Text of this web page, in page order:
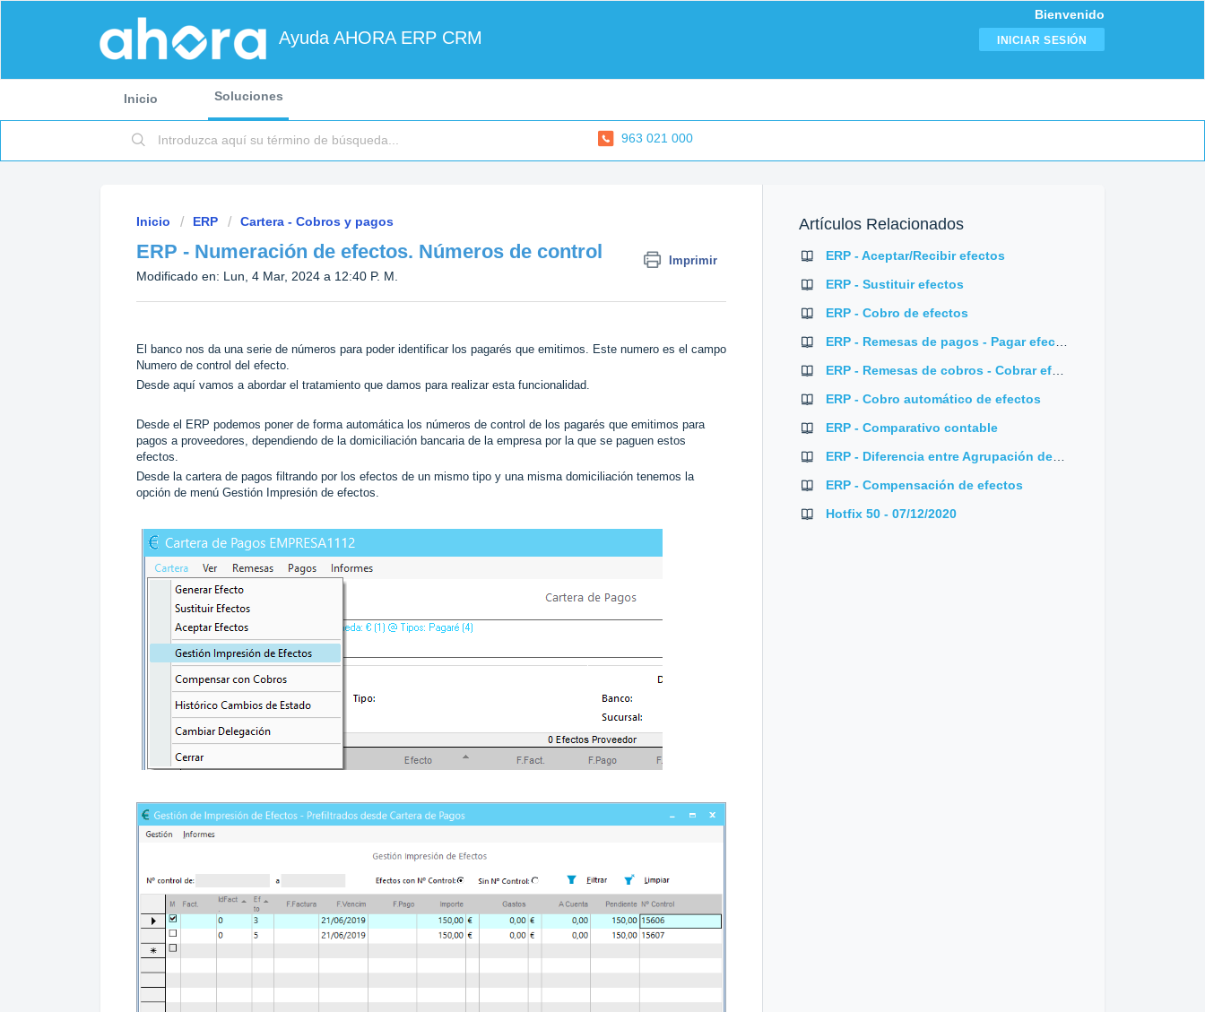
Ayuda AHORA ERP CRM
Bienvenido
INICIAR SESIÓN
Inicio Soluciones
963 021 000
Inicio ERP Cartera - Cobros y pagos
ERP - Numeración de efectos. Números de control Imprimir
Modificado en: Lun, 4 Mar, 2024 a 12:40 P. M.
El banco nos da una serie de números para poder identificar los pagarés que emitimos. Este numero es el campo
Numero de control del efecto.
Desde aquí vamos a abordar el tratamiento que damos para realizar esta funcionalidad.
Desde el ERP podemos poner de forma automática los números de control de los pagarés que emitimos para
pagos a proveedores, dependiendo de la domiciliación bancaria de la empresa por la que se paguen estos
efectos.
Desde la cartera de pagos filtrando por los efectos de un mismo tipo y una misma domiciliación tenemos la
opción de menú Gestión Impresión de efectos.
Artículos Relacionados
ERP - Aceptar/Recibir efectos
ERP - Sustituir efectos
ERP - Cobro de efectos
ERP - Cobro automático de efectos
ERP - Comparativo contable
ERP - Compensación de efectos
Hotfix 50 - 07/12/2020